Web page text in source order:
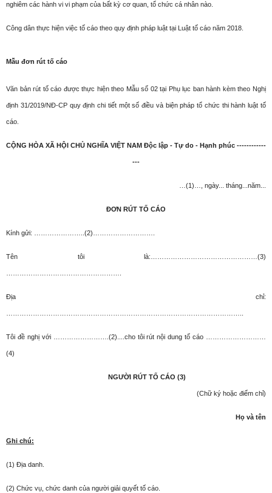
nghiêm các hành vi vi phạm của bất kỳ cơ quan, tổ chức cá nhân nào.
Công dân thực hiện việc tố cáo theo quy định pháp luật tại Luật tố cáo năm 2018.
Mẫu đơn rút tố cáo
Văn bản rút tố cáo được thực hiện theo Mẫu số 02 tại Phụ lục ban hành kèm theo Nghị
định 31/2019/NĐ-CP quy định chi tiết một số điều và biện pháp tổ chức thi hành luật tố
cáo.
CỘNG HÒA XÃ HỘI CHỦ NGHĨA VIỆT NAM Độc lập - Tự do - Hạnh phúc ------------
---
…(1)…, ngày... tháng...năm...
ĐƠN RÚT TỐ CÁO
Kính gửi: …………………..(2)……………………….
Tên tôi là:…………………………………………(3)
…………………………………………….
Địa chỉ:
……………………………………………………………………………………………..
Tôi đề nghị với …………………….(2)....cho tôi rút nội dung tố cáo ………………………
(4)
NGƯỜI RÚT TỐ CÁO (3)
(Chữ ký hoặc điểm chỉ)
Họ và tên
Ghi chú:
(1) Địa danh.
(2) Chức vụ, chức danh của người giải quyết tố cáo.